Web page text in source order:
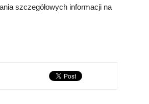
szczegółowych informacji na